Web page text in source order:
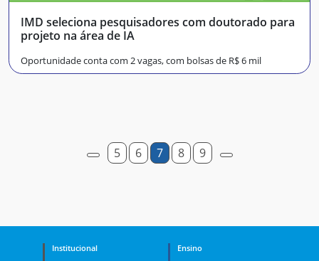
IMD seleciona pesquisadores com doutorado para
projeto na área de IA
Oportunidade conta com 2 vagas, com bolsas de R$ 6 mil
5 6 7 8 9
Institucional
Ensino